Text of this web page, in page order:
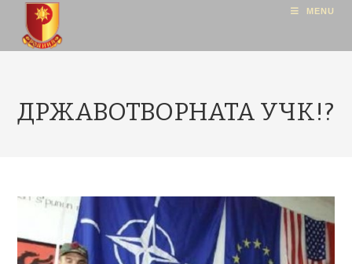
MENU
ДРЖАВОТВОРНАТА УЧК!?